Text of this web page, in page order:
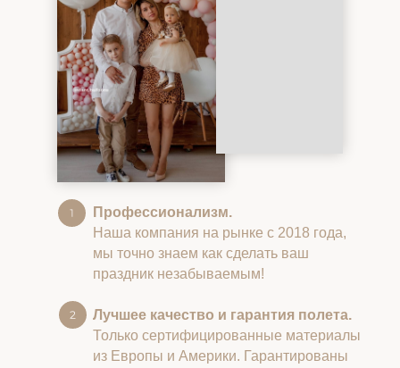
Профессионализм.
Наша компания на рынке с 2018 года,
мы точно знаем как сделать ваш
праздник незабываемым!
Лучшее качество и гарантия полета.
Только сертифицированные материалы
из Европы и Америки. Гарантированы